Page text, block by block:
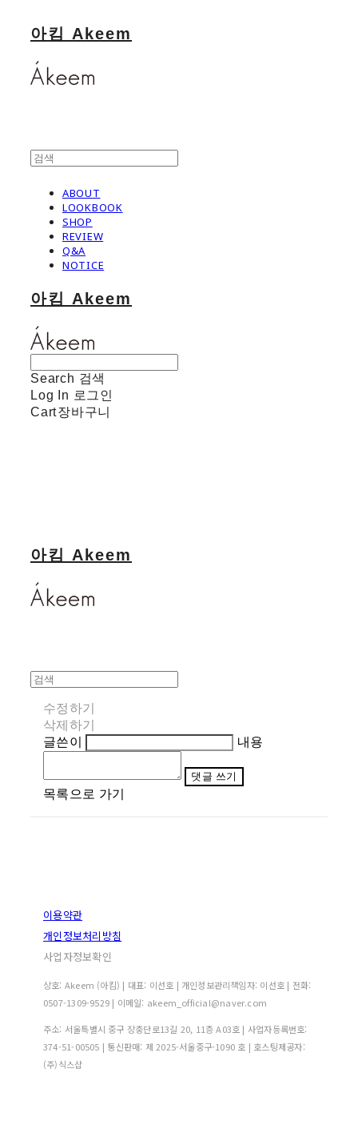
아킴 Akeem
ABOUT
LOOKBOOK
SHOP
REVIEW
Q&A
NOTICE
아킴 Akeem
Search 검색
Log In 로그인
Cart장바구니
아킴 Akeem
수정하기
삭제하기
글쓴이
내용
댓글 쓰기
목록으로 가기
이용약관
개인정보처리방침
사업자정보확인
상호: Akeem (아킴) | 대표: 이선호 | 개인정보관리책임자: 이선호 | 전화:
0507-1309-9529 | 이메일: akeem_official@naver.com
주소: 서울특별시 중구 장충단로13길 20, 11층 A03호 | 사업자등록번호:
374-51-00505 | 통신판매: 제 2025-서울중구-1090 호 | 호스팅제공자:
(주)식스샵